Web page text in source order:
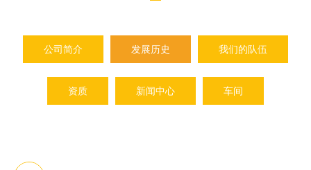
公司简介 发展历史 我们的队伍
资质 新闻中心 车间